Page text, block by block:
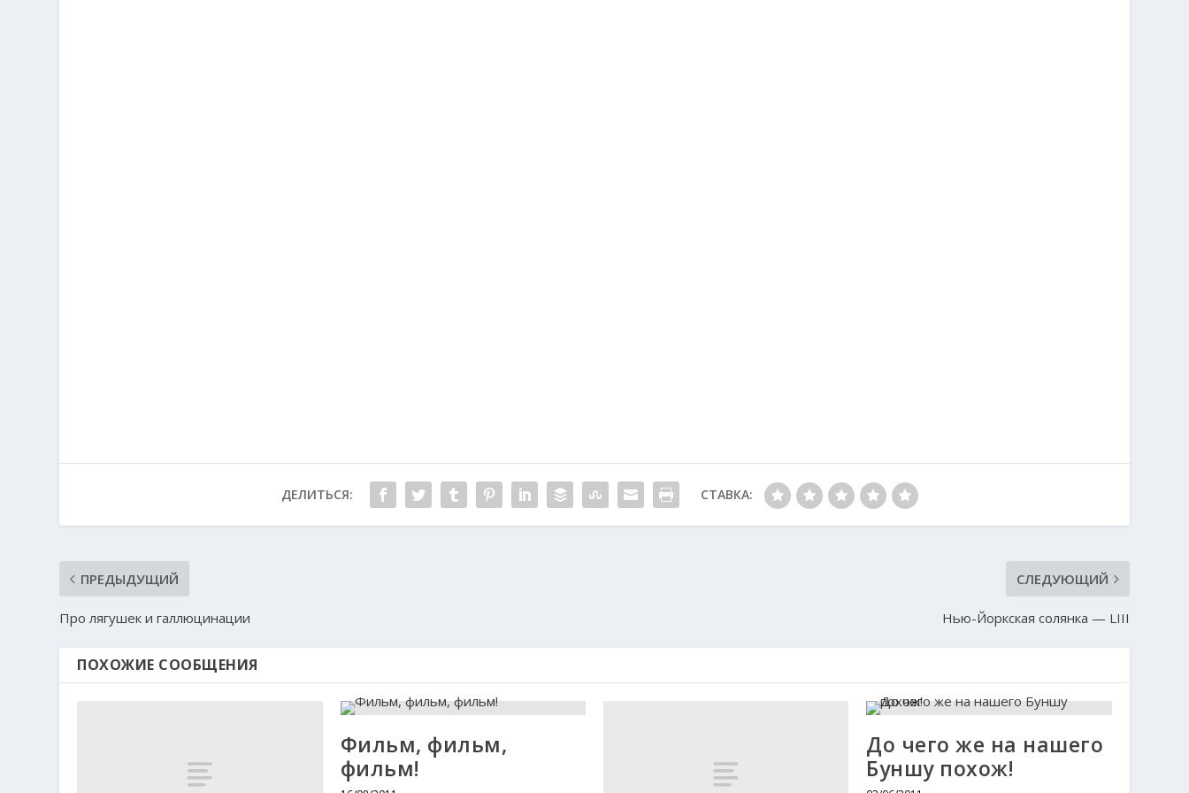
ДЕЛИТЬСЯ: СТАВКА:
ПРЕДЫДУЩИЙ
Про лягушек и галлюцинации
СЛЕДУЮЩИЙ
Нью-Йоркская солянка — LIII
ПОХОЖИЕ СООБЩЕНИЯ
Фильм, фильм,
фильм!
До чего же на нашего
Буншу похож!